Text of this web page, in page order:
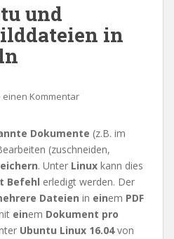
und
in
einen Kommentar
Dokumente (z.B. im
(zuschneiden,
. Unter Linux kann dies
Befehl erledigt werden. Der
Dateien in einem PDF
einem Dokument pro
Ubuntu Linux 16.04von